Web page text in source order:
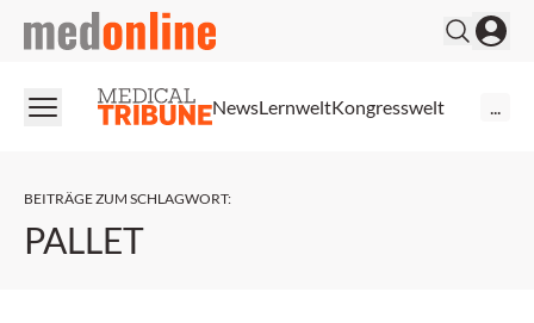
medonline
NewsLernweltKongresswelt
BEITRÄGE ZUM SCHLAGWORT:
PALLET